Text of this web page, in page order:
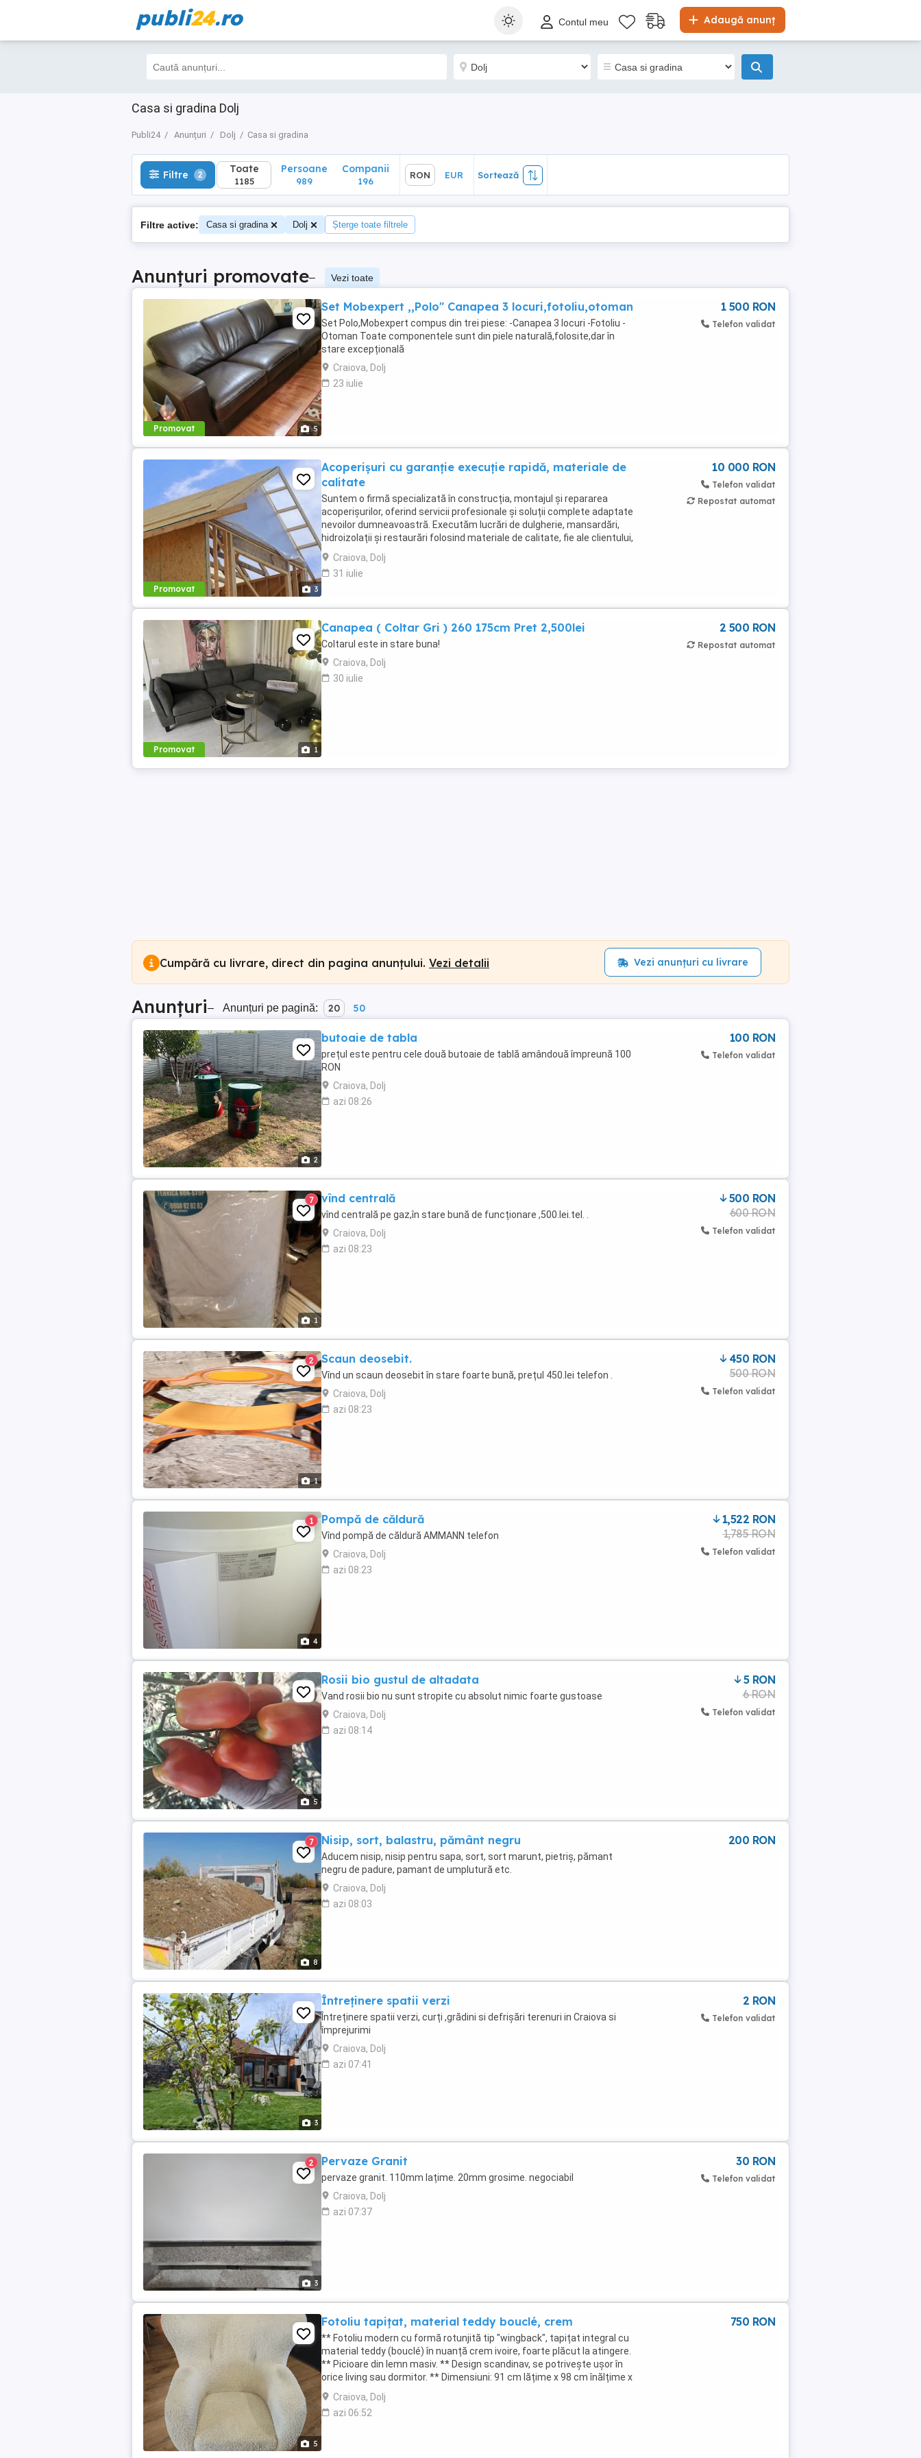
publi24.ro Adaugă anunț
Contul meu
Casa si gradina Dolj
Publi24 Anunțuri Dolj Casa si gradina
Filtre 2 Toate
1185
Sortează
Filtre 2 Toate
1185
Persoane
989
Companii
196
RON EUR Sortează
Filtre active: Casa si gradina Dolj Șterge toate filtrele
Anunțuri promovate– Vezi toate
Promovat 5
Set Mobexpert ,,Polo" Canapea 3 locuri,fotoliu,otoman
Set Polo,Mobexpert compus din trei piese: -Canapea 3 locuri -Fotoliu -
Otoman Toate componentele sunt din piele naturală,folosite,dar în
stare excepțională
Craiova, Dolj
23 iulie
1 500 RON
Telefon validat
Promovat 3
Acoperișuri cu garanție execuție rapidă, materiale de
calitate
Suntem o firmă specializată în construcția, montajul și repararea
acoperișurilor, oferind servicii profesionale și soluții complete adaptate
nevoilor dumneavoastră. Executăm lucrări de dulgherie, mansardări,
hidroizolații și restaurări folosind materiale de calitate, fie ale clientului,
fie furnizate ...
Craiova, Dolj
31 iulie
10 000 RON
Telefon validat
Repostat automat
Promovat 1
Canapea ( Coltar Gri ) 260 175cm Pret 2,500lei
Coltarul este in stare buna!
Craiova, Dolj
30 iulie
2 500 RON
Repostat automat
Cumpără cu livrare, direct din pagina anunțului. Vezi detalii Vezi anunțuri cu livrare
Anunțuri– Anunțuri pe pagină: 20 50
2
butoaie de tabla
prețul este pentru cele două butoaie de tablă amândouă împreună 100
RON
Craiova, Dolj
azi 08:26
100 RON
Telefon validat
1
7 vînd centrală
vînd centrală pe gaz,în stare bună de funcționare ,500.lei.tel. .
Craiova, Dolj
azi 08:23
500 RON
600 RON
Telefon validat
1
2 Scaun deosebit.
Vînd un scaun deosebit în stare foarte bună, prețul 450.lei telefon .
Craiova, Dolj
azi 08:23
450 RON
500 RON
Telefon validat
4
1 Pompă de căldură
Vînd pompă de căldură AMMANN telefon
Craiova, Dolj
azi 08:23
1,522 RON
1,785 RON
Telefon validat
5
Rosii bio gustul de altadata
Vand rosii bio nu sunt stropite cu absolut nimic foarte gustoase
Craiova, Dolj
azi 08:14
5 RON
6 RON
Telefon validat
8
7 Nisip, sort, balastru, pământ negru
Aducem nisip, nisip pentru sapa, sort, sort marunt, pietriș, pămant
negru de padure, pamant de umplutură etc.
Craiova, Dolj
azi 08:03
200 RON
3
Întreținere spatii verzi
Întreținere spatii verzi, curți ,grădini si defrișări terenuri in Craiova si
împrejurimi
Craiova, Dolj
azi 07:41
2 RON
Telefon validat
3
2 Pervaze Granit
pervaze granit. 110mm lațime. 20mm grosime. negociabil
Craiova, Dolj
azi 07:37
30 RON
Telefon validat
5
Fotoliu tapițat, material teddy bouclé, crem
** Fotoliu modern cu formă rotunjită tip "wingback", tapițat integral cu
material teddy (bouclé) în nuanță crem ivoire, foarte plăcut la atingere.
** Picioare din lemn masiv. ** Design scandinav, se potrivește ușor în
orice living sau dormitor. ** Dimensiuni: 91 cm lățime x 98 cm înălțime x
88 cm ...
Craiova, Dolj
azi 06:52
750 RON